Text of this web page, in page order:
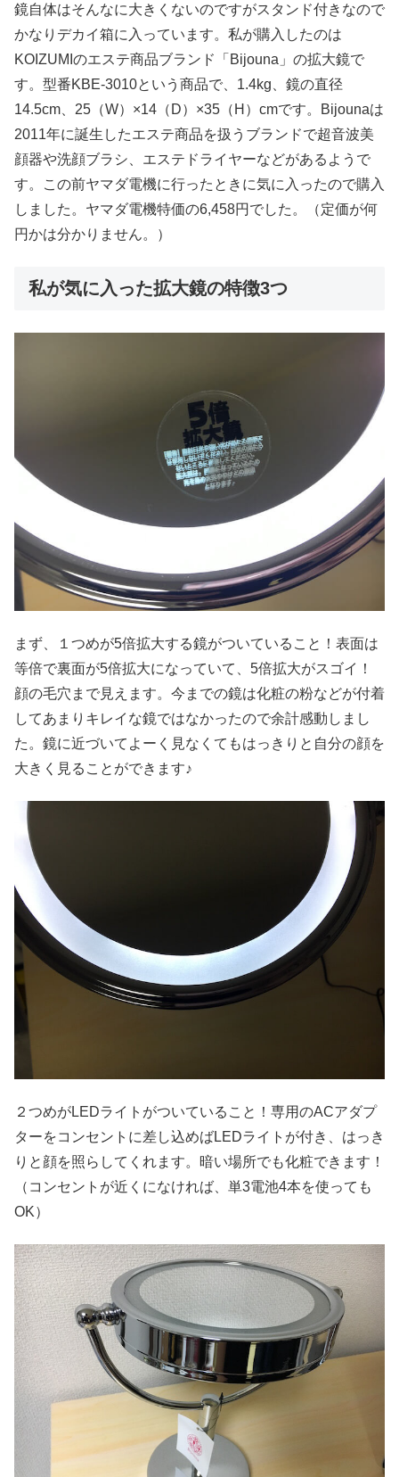
鏡自体はそんなに大きくないのですがスタンド付きなので
かなりデカイ箱に入っています。私が購入したのは
KOIZUMIのエステ商品ブランド「Bijouna」の拡大鏡で
す。型番KBE-3010という商品で、1.4kg、鏡の直径
14.5cm、25（W）×14（D）×35（H）cmです。Bijounaは
2011年に誕生したエステ商品を扱うブランドで超音波美
顔器や洗顔ブラシ、エステドライヤーなどがあるようで
す。この前ヤマダ電機に行ったときに気に入ったので購入
しました。ヤマダ電機特価の6,458円でした。（定価が何
円かは分かりません。）
私が気に入った拡大鏡の特徴3つ
まず、１つめが5倍拡大する鏡がついていること！表面は
等倍で裏面が5倍拡大になっていて、5倍拡大がスゴイ！
顔の毛穴まで見えます。今までの鏡は化粧の粉などが付着
してあまりキレイな鏡ではなかったので余計感動しまし
た。鏡に近づいてよーく見なくてもはっきりと自分の顔を
大きく見ることができます♪
２つめがLEDライトがついていること！専用のACアダプ
ターをコンセントに差し込めばLEDライトが付き、はっき
りと顔を照らしてくれます。暗い場所でも化粧できます！
（コンセントが近くになければ、単3電池4本を使っても
OK）